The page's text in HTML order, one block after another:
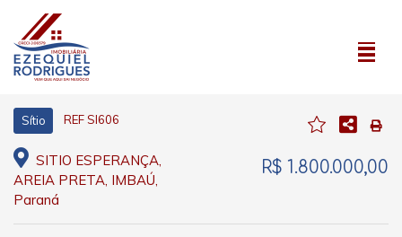
Sítio REF SI606
SITIO ESPERANÇA,
AREIA PRETA, IMBAÚ,
Paraná
R$ 1.800.000,00